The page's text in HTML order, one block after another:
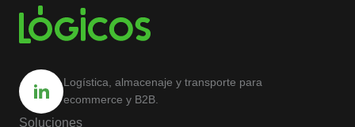
Logística, almacenaje y transporte para
ecommerce y B2B.
Soluciones